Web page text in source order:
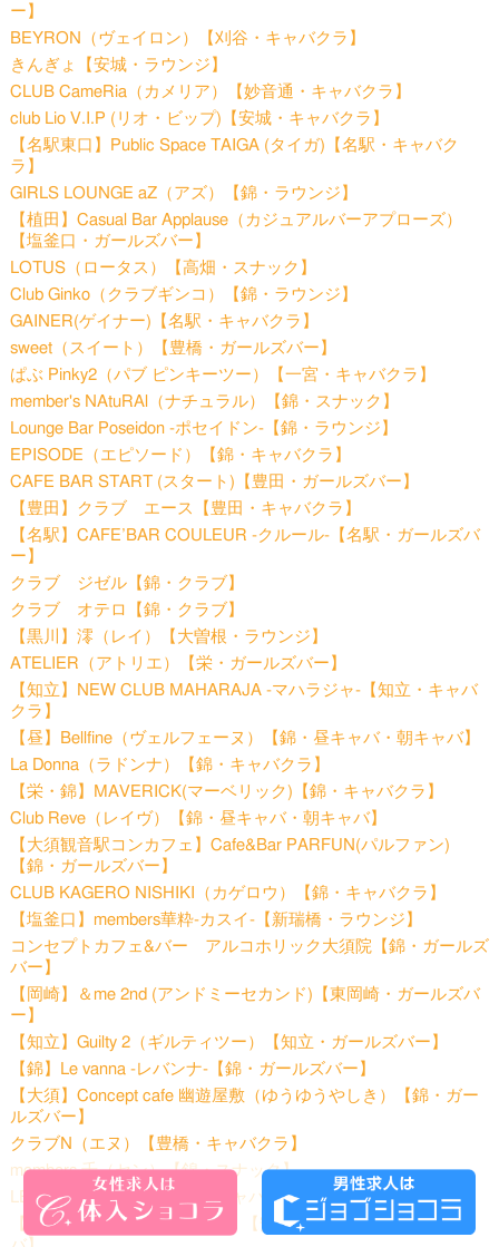
ー】
BEYRON（ヴェイロン）【刈谷・キャバクラ】
きんぎょ【安城・ラウンジ】
CLUB CameRia（カメリア）【妙音通・キャバクラ】
club Lio V.I.P (リオ・ビップ)【安城・キャバクラ】
【名駅東口】Public Space TAIGA (タイガ)【名駅・キャバク
ラ】
GIRLS LOUNGE aZ（アズ）【錦・ラウンジ】
【植田】Casual Bar Applause（カジュアルバーアプローズ）
【塩釜口・ガールズバー】
LOTUS（ロータス）【高畑・スナック】
Club Ginko（クラブギンコ）【錦・ラウンジ】
GAINER(ゲイナー)【名駅・キャバクラ】
sweet（スイート）【豊橋・ガールズバー】
ぱぶ Pinky2（パブ ピンキーツー）【一宮・キャバクラ】
member's NAtuRAl（ナチュラル）【錦・スナック】
Lounge Bar Poseidon -ポセイドン-【錦・ラウンジ】
EPISODE（エピソード）【錦・キャバクラ】
CAFE BAR START (スタート)【豊田・ガールズバー】
【豊田】クラブ エース【豊田・キャバクラ】
【名駅】CAFE’BAR COULEUR -クルール-【名駅・ガールズバ
ー】
クラブ ジゼル【錦・クラブ】
クラブ オテロ【錦・クラブ】
【黒川】澪（レイ）【大曽根・ラウンジ】
ATELIER（アトリエ）【栄・ガールズバー】
【知立】NEW CLUB MAHARAJA -マハラジャ-【知立・キャバ
クラ】
【昼】Bellfine（ヴェルフェーヌ）【錦・昼キャバ・朝キャバ】
La Donna（ラドンナ）【錦・キャバクラ】
【栄・錦】MAVERICK(マーベリック)【錦・キャバクラ】
Club Reve（レイヴ）【錦・昼キャバ・朝キャバ】
【大須観音駅コンカフェ】Cafe&Bar PARFUN(パルファン)
【錦・ガールズバー】
CLUB KAGERO NISHIKI（カゲロウ）【錦・キャバクラ】
【塩釜口】members華粋-カスイ-【新瑞橋・ラウンジ】
コンセプトカフェ&バー アルコホリック大須院【錦・ガールズ
バー】
【岡崎】＆me 2nd (アンドミーセカンド)【東岡崎・ガールズバ
ー】
【知立】Guilty 2（ギルティツー）【知立・ガールズバー】
【錦】Le vanna -レバンナ-【錦・ガールズバー】
【大須】Concept cafe 幽遊屋敷（ゆうゆうやしき）【錦・ガー
ルズバー】
クラブN（エヌ）【豊橋・キャバクラ】
members 千（セン）【錦・スナック】
LEPUS（レプス）【豊橋・キャバクラ】
【安城】TIERRA （ティエラ）【安城・姉キャバ・半熟キャ